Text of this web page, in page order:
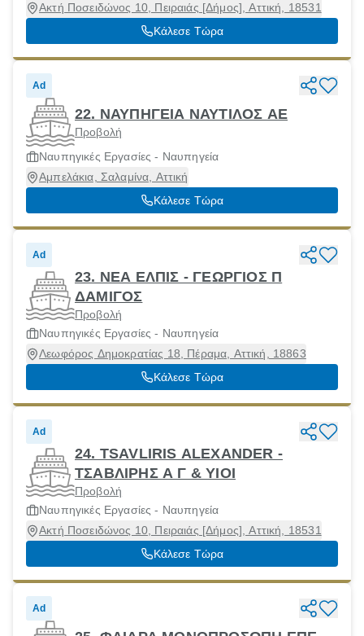
Ακτή Ποσειδώνος 10, Πειραιάς [Δήμος], Αττική, 18531
Κάλεσε Τώρα
Ad
22. ΝΑΥΠΗΓΕΙΑ ΝΑΥΤΙΛΟΣ ΑΕ
Προβολή
Ναυπηγικές Εργασίες - Ναυπηγεία
Αμπελάκια, Σαλαμίνα, Αττική
Κάλεσε Τώρα
Ad
23. ΝΕΑ ΕΛΠΙΣ - ΓΕΩΡΓΙΟΣ Π
ΔΑΜΙΓΟΣ
Προβολή
Ναυπηγικές Εργασίες - Ναυπηγεία
Λεωφόρος Δημοκρατίας 18, Πέραμα, Αττική, 18863
Κάλεσε Τώρα
Ad
24. TSAVLIRIS ALEXANDER -
ΤΣΑΒΛΙΡΗΣ Α Γ & ΥΙΟΙ
Προβολή
Ναυπηγικές Εργασίες - Ναυπηγεία
Ακτή Ποσειδώνος 10, Πειραιάς [Δήμος], Αττική, 18531
Κάλεσε Τώρα
Ad